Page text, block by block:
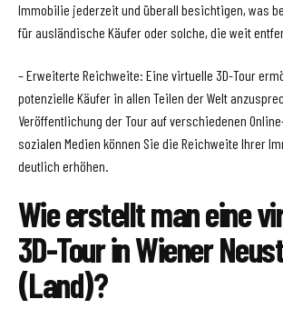
Immobilie jederzeit und überall besichtigen, was
für ausländische Käufer oder solche, die weit
– Erweiterte Reichweite: Eine virtuelle 3D-Tour
potenzielle Käufer in allen Teilen der Welt
Veröffentlichung der Tour auf verschiedenen
sozialen Medien können Sie die Reichweite Ihrer
deutlich erhöhen.
Wie erstellt man eine
3D-Tour in Wiener
(Land)?